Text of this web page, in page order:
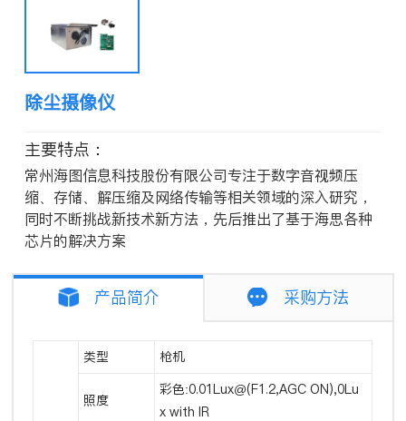
除尘摄像仪
主要特点：
常州海图信息科技股份有限公司专注于数字音视频压
缩、存储、解压缩及网络传输等相关领域的深入研究，
同时不断挑战新技术新方法，先后推出了基于海思各种
芯片的解决方案
产品简介 采购方法
类型 枪机
照度
彩色:0.01Lux@(F1.2,AGC ON),0Lu
x with IR